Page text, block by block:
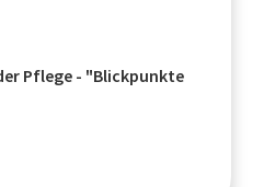
Pflege - "Blickpunkte